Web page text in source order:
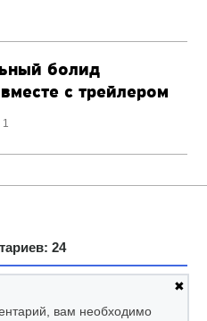
болид
с трейлером
1
24
✖
вам необходимо